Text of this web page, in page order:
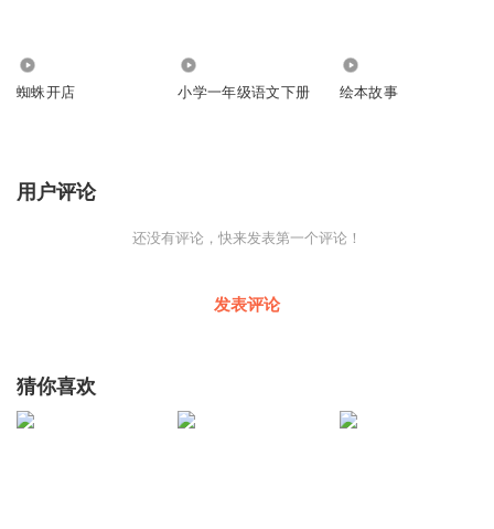
蜘蛛开店 小学一年级语文下册 绘本故事
用户评论
还没有评论，快来发表第一个评论！
发表评论
猜你喜欢